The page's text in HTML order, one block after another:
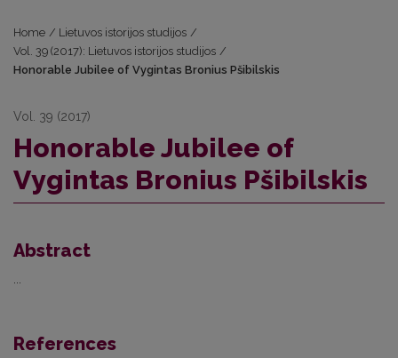
Home / Lietuvos istorijos studijos /
Vol. 39 (2017): Lietuvos istorijos studijos /
Honorable Jubilee of Vygintas Bronius Pšibilskis
Vol. 39 (2017)
Honorable Jubilee of
Vygintas Bronius Pšibilskis
Abstract
References